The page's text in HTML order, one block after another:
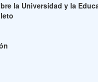
la Universidad y la